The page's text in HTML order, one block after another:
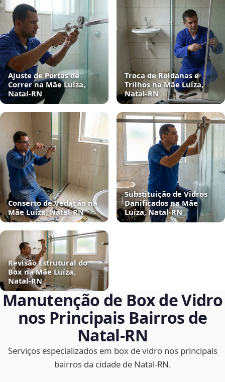
Ajuste de Portas de
Correr na Mãe Luíza,
Natal‑RN
Troca de Roldanas e
Trilhos na Mãe Luíza,
Natal‑RN
Conserto de Vedação na
Mãe Luíza, Natal‑RN
Substituição de Vidros
Danificados na Mãe
Luíza, Natal‑RN
Revisão Estrutural do
Box na Mãe Luíza,
Natal‑RN
Manutenção de Box de Vidro
nos Principais Bairros de
Natal‑RN
Serviços especializados em box de vidro nos principais
bairros da cidade de Natal‑RN.